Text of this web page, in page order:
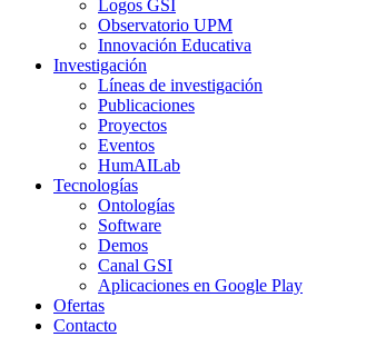
Logos GSI
Observatorio UPM
Innovación Educativa
Investigación
Líneas de investigación
Publicaciones
Proyectos
Eventos
HumAILab
Tecnologías
Ontologías
Software
Demos
Canal GSI
Aplicaciones en Google Play
Ofertas
Contacto